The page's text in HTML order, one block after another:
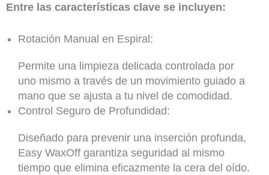
Entre las características clave se incluyen:
Rotación Manual en Espiral:
Permite una limpieza delicada controlada por
uno mismo a través de un movimiento guiado a
mano que se ajusta a tu nivel de comodidad.
Control Seguro de Profundidad:
Diseñado para prevenir una inserción profunda,
Easy WaxOff garantiza seguridad al mismo
tiempo que elimina eficazmente la cera del oído.